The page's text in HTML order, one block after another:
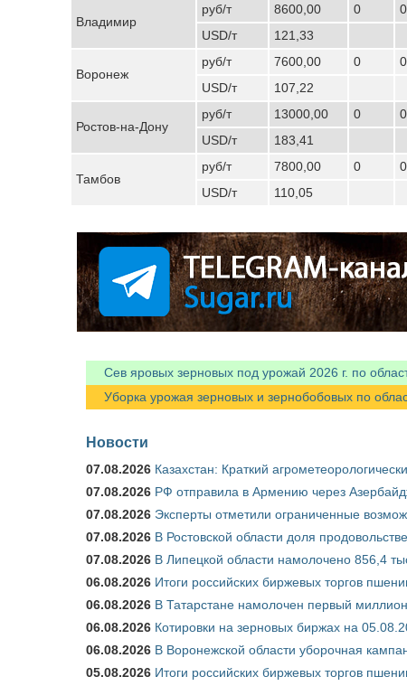
Владимир
руб/т 8600,00 0
USD/т
121,33
Воронеж
руб/т 7600,00 0
USD/т
107,22
Ростов-на-Дону
руб/т 13000,00 0
USD/т
183,41
Тамбов
руб/т 7800,00 0
USD/т
110,05
Сев яровых зерновых под урожай 2026 г. по
Уборка урожая зерновых и зернобобовых по
Новости
07.08.2026 Казахстан: Краткий
07.08.2026 РФ отправила в Армению через
07.08.2026 Эксперты отметили ограниченные
07.08.2026 В Ростовской области доля
07.08.2026 В Липецкой области намолочено 856,4
06.08.2026 Итоги российских биржевых торгов
06.08.2026 В Татарстане намолочен первый
06.08.2026 Котировки на зерновых биржах на
06.08.2026 В Воронежской области уборочная
05.08.2026 Итоги российских биржевых торгов